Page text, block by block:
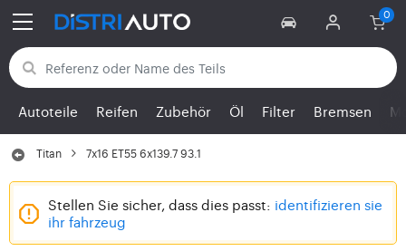
Zurück zu den Kategorien
Autoteile Reifen Zubehör Öl Filter Bremsen
Titan 7x16 ET55 6x139.7 93.1
Stellen Sie sicher, dass dies passt: identifizieren sie
ihr fahrzeug